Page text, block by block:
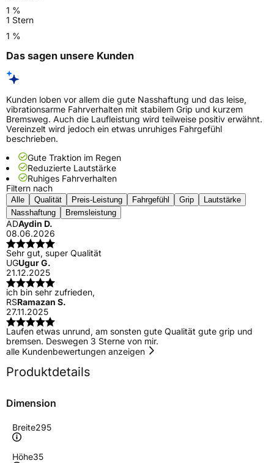
1 %
1 Stern
1 %
Das sagen unsere Kunden
Kunden loben vor allem die gute Nasshaftung und das leise,
vibrationsarme Fahrverhalten mit stabilem Grip und kurzem
Bremsweg. Auch die Laufleistung wird teilweise positiv erwähnt.
Vereinzelt wird jedoch ein etwas unruhiges Fahrgefühl
beschrieben.
Gute Traktion im Regen
Reduzierte Lautstärke
Ruhiges Fahrverhalten
Filtern nach
Alle Qualität Preis-Leistung Fahrgefühl Grip
Lautstärke
Nasshaftung
Bremsleistung
ADAydin D.
08.06.2026
Sehr gut, super Qualität
UGUgur G.
21.12.2025
ich bin sehr zufrieden,
RSRamazan S.
27.11.2025
Laufen etwas unrund, am sonsten gute Qualität gute grip und
bremsen. Deswegen 3 Sterne von mir.
alle Kundenbewertungen anzeigen
Produktdetails
Dimension
Breite295
Höhe35